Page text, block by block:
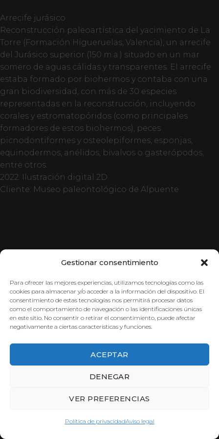
Gestionar consentimiento
Para ofrecer las mejores experiencias, utilizamos tecnologías como las
cookies para almacenar y/o acceder a la información del dispositivo. El
consentimiento de estas tecnologías nos permitirá procesar datos
como el comportamiento de navegación o las identificaciones únicas
en este sitio. No consentir o retirar el consentimiento, puede afectar
negativamente a ciertas características y funciones.
ACEPTAR
DENEGAR
VER PREFERENCIAS
Política de privacidadAviso legal
Arrecife jurásico
Reconstrucción paleoartística del yacimiento de La
Torre (Formación Higueruelas, Valencia), un arrecife
del Jurásico superior (150 m.a.) situado en un mar
somero de aguas cálidas y transparentes. El arrecife
estaba formado por biohermos y contaba con una
gran biodiversidad, con más de 30 especies
representadas en la reconstrucción, incluyendo
corales y estromatopóridos (como principales
formadores de estos biohermos), peces
picnodontiformes y osteolepiformes, esponjas,
equinodermos, anélidos, bivalvos o gasterópodos,
entre otros.
2022. Ilustración digital 2D
Cliente: Museo paleontológico de Alpuente